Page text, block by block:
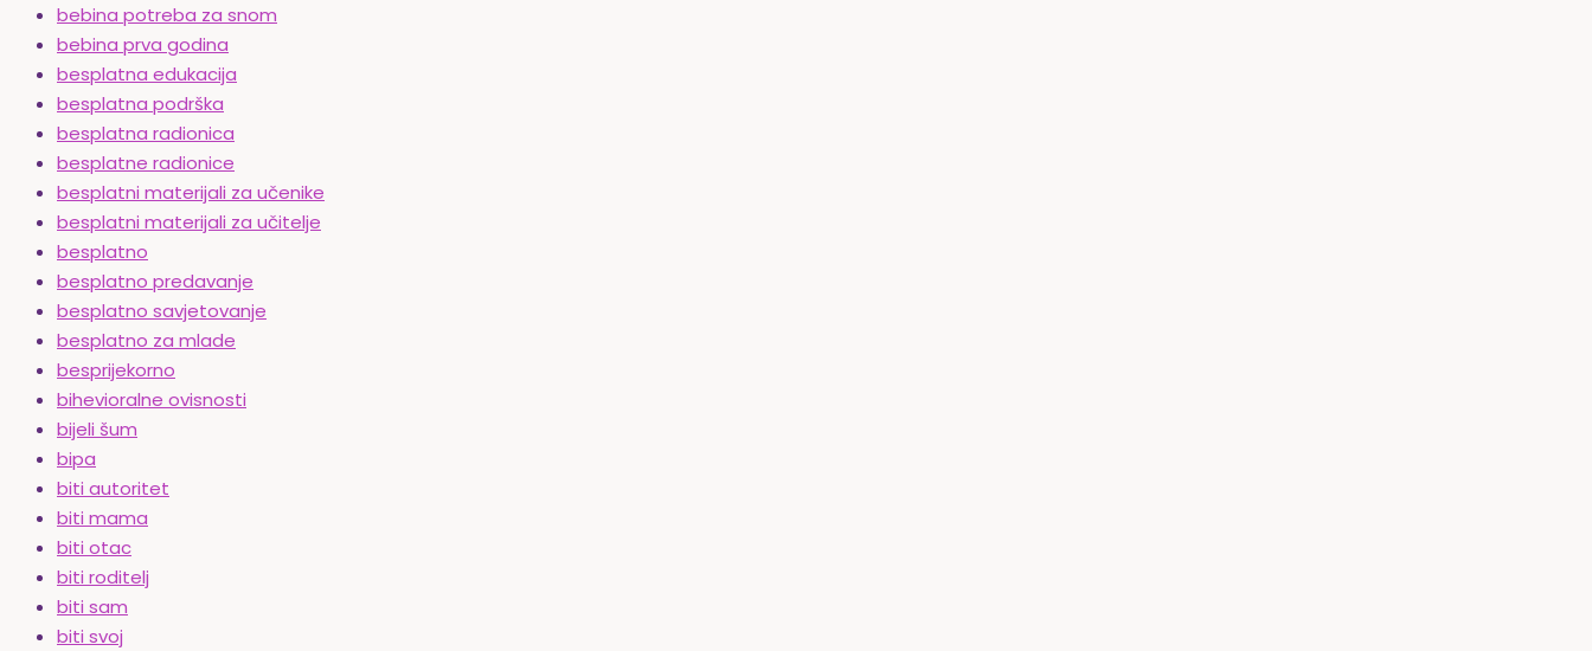
bebina potreba za snom
bebina prva godina
besplatna edukacija
besplatna podrška
besplatna radionica
besplatne radionice
besplatni materijali za učenike
besplatni materijali za učitelje
besplatno
besplatno predavanje
besplatno savjetovanje
besplatno za mlade
besprijekorno
bihevioralne ovisnosti
bijeli šum
bipa
biti autoritet
biti mama
biti otac
biti roditelj
biti sam
biti svoj